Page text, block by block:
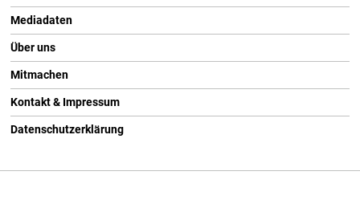
Mediadaten
Über uns
Mitmachen
Kontakt & Impressum
Datenschutzerklärung